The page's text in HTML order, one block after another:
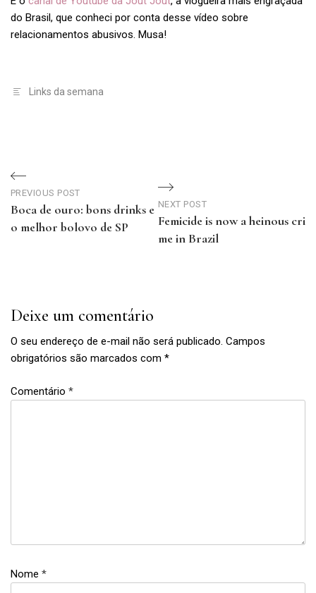
do Brasil, que conheci por conta desse vídeo sobre
relacionamentos abusivos. Musa!
Links da semana
Navegação
de
Post
PREVIOUS POST
Boca de ouro: bons drinks e
o melhor bolovo de SP
NEXT POST
Femicide is now a heinous cri
me in Brazil
Deixe um comentário
O seu endereço de e-mail não será publicado. Campos
obrigatórios são marcados com *
Comentário *
Nome *